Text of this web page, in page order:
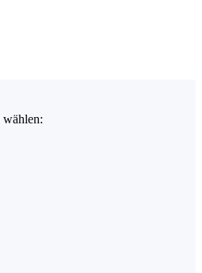
wählen: